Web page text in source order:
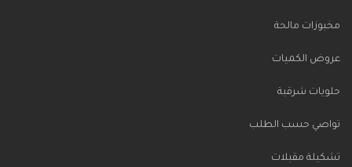
مخبوزات مالحة
عروض الكميات
حلويات شرقية
تواصي حسب الطلب
تشكيلة مقبلات